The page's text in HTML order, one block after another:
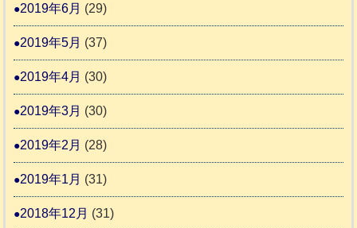
2019年6月 (29)
2019年5月 (37)
2019年4月 (30)
2019年3月 (30)
2019年2月 (28)
2019年1月 (31)
2018年12月 (31)